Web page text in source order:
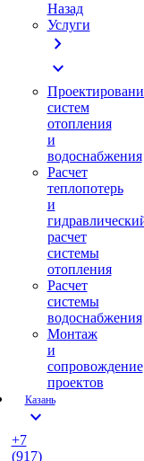
Назад
Услуги
chevron_right
expand_more
систем
отопления
и
водоснабжения
Расчет
теплопотерь
и
расчет
системы
отопления
Расчет
системы
водоснабжения
Монтаж
и
сопровождение
проектов
Казань
expand_more
+7
(917)